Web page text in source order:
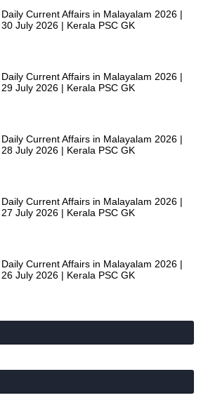
Daily Current Affairs in Malayalam 2026 |
30 July 2026 | Kerala PSC GK
Daily Current Affairs in Malayalam 2026 |
29 July 2026 | Kerala PSC GK
Daily Current Affairs in Malayalam 2026 |
28 July 2026 | Kerala PSC GK
Daily Current Affairs in Malayalam 2026 |
27 July 2026 | Kerala PSC GK
Daily Current Affairs in Malayalam 2026 |
26 July 2026 | Kerala PSC GK